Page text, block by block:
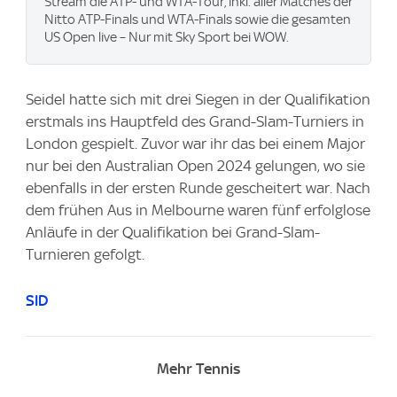
Nitto ATP-Finals und WTA-Finals sowie die gesamten
US Open live – Nur mit Sky Sport bei WOW.
Seidel hatte sich mit drei Siegen in der Qualifikation
erstmals ins Hauptfeld des Grand-Slam-Turniers in
London gespielt. Zuvor war ihr das bei einem Major
nur bei den Australian Open 2024 gelungen, wo sie
ebenfalls in der ersten Runde gescheitert war. Nach
dem frühen Aus in Melbourne waren fünf erfolglose
Anläufe in der Qualifikation bei Grand-Slam-
Turnieren gefolgt.
SID
Mehr Tennis